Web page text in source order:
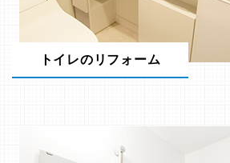
トイレのリフォーム